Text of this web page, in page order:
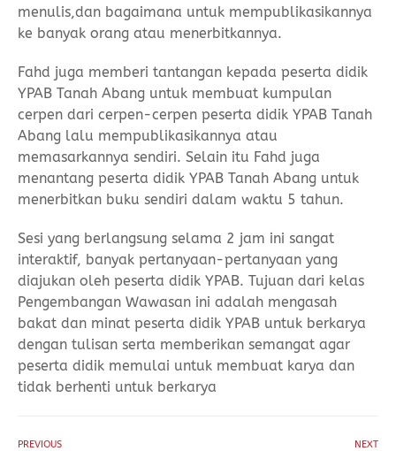
menulis,dan bagaimana untuk mempublikasikannya
ke banyak orang atau menerbitkannya.
Fahd juga memberi tantangan kepada peserta didik
YPAB Tanah Abang untuk membuat kumpulan
cerpen dari cerpen-cerpen peserta didik YPAB Tanah
Abang lalu mempublikasikannya atau
memasarkannya sendiri. Selain itu Fahd juga
menantang peserta didik YPAB Tanah Abang untuk
menerbitkan buku sendiri dalam waktu 5 tahun.
Sesi yang berlangsung selama 2 jam ini sangat
interaktif, banyak pertanyaan-pertanyaan yang
diajukan oleh peserta didik YPAB. Tujuan dari kelas
Pengembangan Wawasan ini adalah mengasah
bakat dan minat peserta didik YPAB untuk berkarya
dengan tulisan serta memberikan semangat agar
peserta didik memulai untuk membuat karya dan
tidak berhenti untuk berkarya
PREVIOUS NEXT